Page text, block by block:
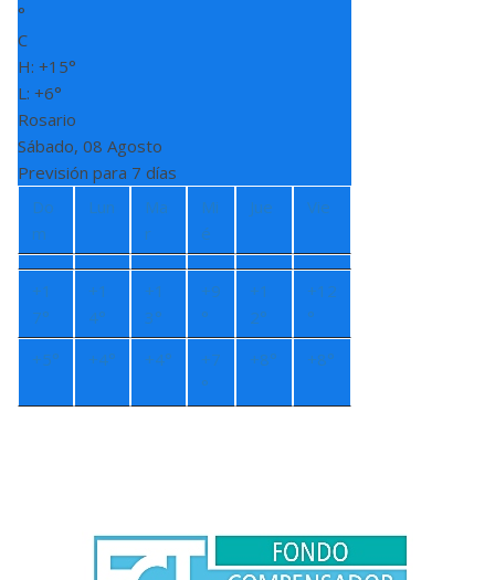
°
C
H: +15°
L: +6°
Rosario
Sábado, 08 Agosto
Previsión para 7 días
Do
m
Lun
Ma
r
Mi
é
Jue Vie
+1
7°
+1
4°
+1
3°
+9
°
+1
2°
+12
°
+5° +4° +4° +7
°
+8° +8°